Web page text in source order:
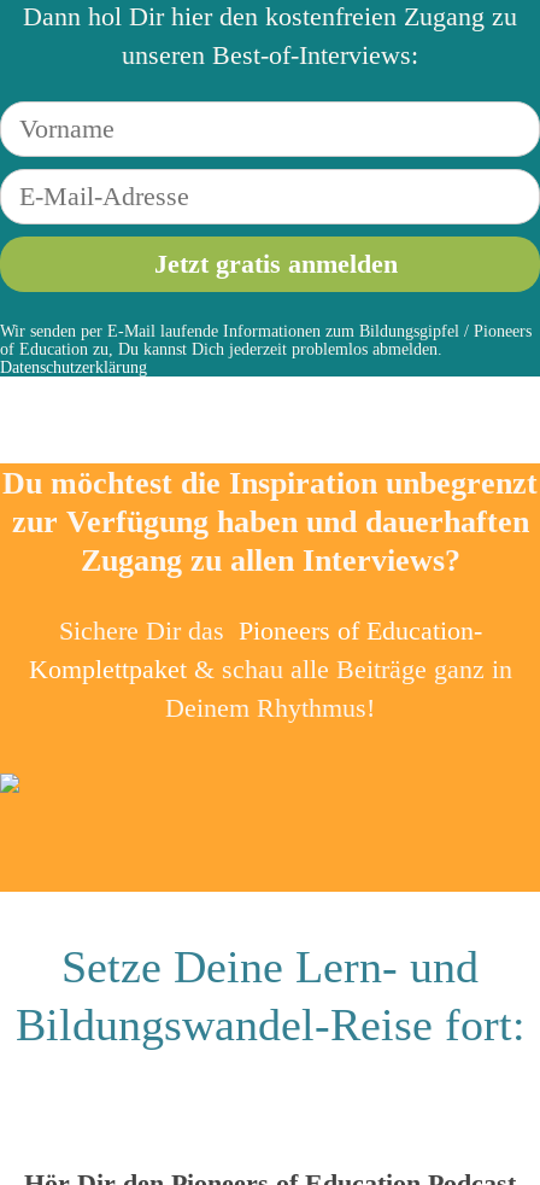
Dann hol Dir hier den kostenfreien Zugang zu
unseren Best-of-Interviews:
Wir senden per E-Mail laufende Informationen zum Bildungsgipfel / Pioneers
of Education zu, Du kannst Dich jederzeit problemlos abmelden.
Datenschutzerklärung
Du möchtest die Inspiration unbegrenzt
zur Verfügung haben und dauerhaften
Zugang zu allen Interviews?
Sichere Dir das Pioneers of Education-
Komplettpaket& schau alle Beiträge ganz in
Deinem Rhythmus!
Setze Deine Lern- und
Bildungswandel-Reise fort: